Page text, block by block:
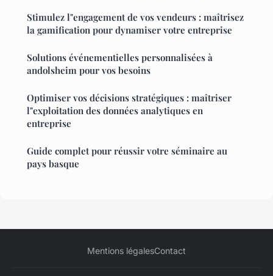
Stimulez l"engagement de vos vendeurs : maîtrisez
la gamification pour dynamiser votre entreprise
Solutions événementielles personnalisées à
andolsheim pour vos besoins
Optimiser vos décisions stratégiques : maîtriser
l"exploitation des données analytiques en
entreprise
Guide complet pour réussir votre séminaire au
pays basque
Mentions légalesContact